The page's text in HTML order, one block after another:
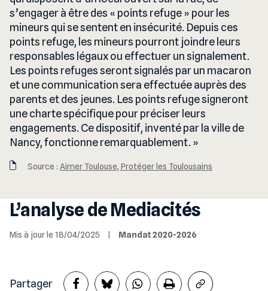
s’engager à être des « points refuge » pour les
mineurs qui se sentent en insécurité. Depuis ces
points refuge, les mineurs pourront joindre leurs
responsables légaux ou effectuer un signalement.
Les points refuges seront signalés par un macaron
et une communication sera effectuée auprès des
parents et des jeunes. Les points refuge signeront
une charte spécifique pour préciser leurs
engagements. Ce dispositif, inventé par la ville de
Nancy, fonctionne remarquablement.
Source : Aimer Toulouse, Protéger les Toulousains
L’analyse de Mediacités
Mis à jour le 18/04/2025 Mandat 2020-2026
Partager